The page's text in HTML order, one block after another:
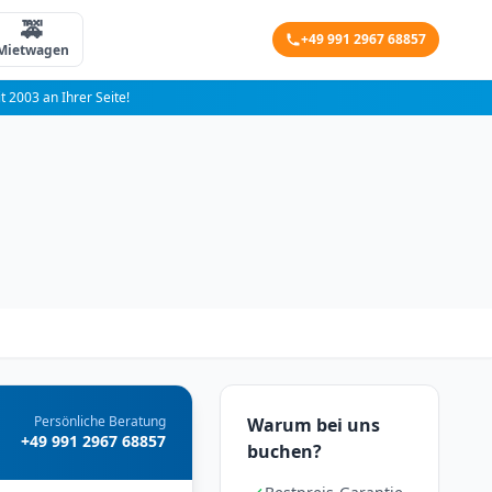
🚕 +49 991 2967 68857
2003 an Ihrer Seite!
Persönliche Beratung
+49 991 2967 68857
Warum bei uns
buchen?